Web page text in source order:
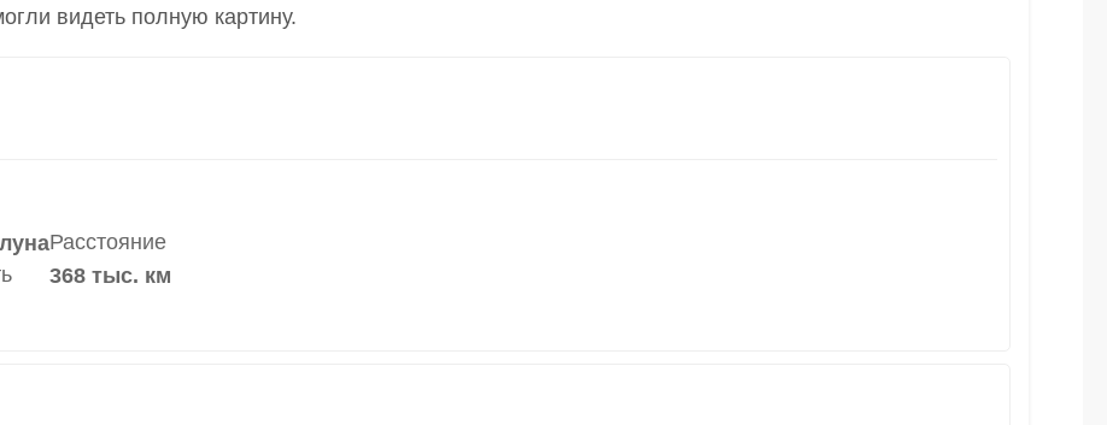
видеть полную картину.
Расстояние
368 тыс. км